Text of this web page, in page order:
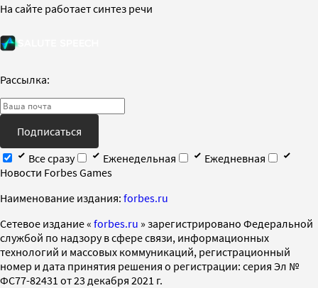
На сайте работает синтез речи
Рассылка:
Подписаться
Все сразу
Еженедельная
Ежедневная
Новости Forbes Games
Наименование издания: forbes.ru
Cетевое издание « forbes.ru » зарегистрировано Федеральной
службой по надзору в сфере связи, информационных
технологий и массовых коммуникаций, регистрационный
номер и дата принятия решения о регистрации: серия Эл №
ФС77-82431 от 23 декабря 2021 г.